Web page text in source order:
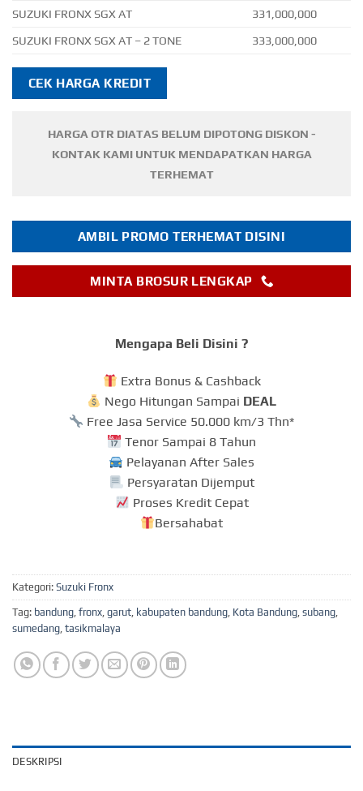
SUZUKI FRONX SGX AT 331,000,000
SUZUKI FRONX SGX AT – 2 TONE 333,000,000
CEK HARGA KREDIT
HARGA OTR DIATAS BELUM DIPOTONG DISKON -
KONTAK KAMI UNTUK MENDAPATKAN HARGA
TERHEMAT
AMBIL PROMO TERHEMAT DISINI
MINTA BROSUR LENGKAP
Mengapa Beli Disini ?
Extra Bonus & Cashback
Nego Hitungan Sampai DEAL
Free Jasa Service 50.000 km/3 Thn*
Tenor Sampai 8 Tahun
Pelayanan After Sales
Persyaratan Dijemput
Proses Kredit Cepat
Bersahabat
Kategori: Suzuki Fronx
Tag: bandung fronx garut kabupaten bandung Kota Bandung subang
sumedang tasikmalaya
DESKRIPSI